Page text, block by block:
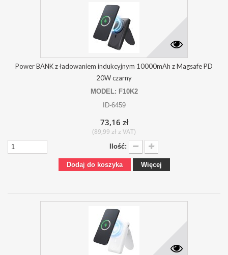
Power BANK z ładowaniem indukcyjnym 10000mAh z Magsafe PD
20W czarny
MODEL: F10K2
ID-6459
73,16 zł
(89,99 zł z VAT)
Ilość:
Dodaj do koszyka Więcej